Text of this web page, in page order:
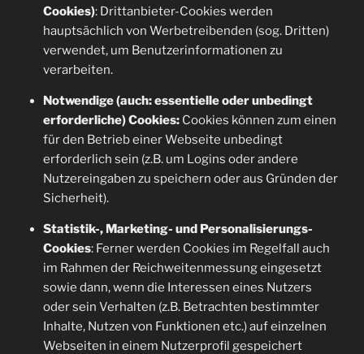
Cookies): Drittanbieter-Cookies werden
hauptsächlich von Werbetreibenden (sog. Dritten)
verwendet, um Benutzerinformationen zu
verarbeiten.
Notwendige (auch: essentielle oder unbedingt
erforderliche) Cookies:Cookies können zum einen
für den Betrieb einer Webseite unbedingt
erforderlich sein (z.B. um Logins oder andere
Nutzereingaben zu speichern oder aus Gründen der
Sicherheit).
Statistik-, Marketing- und Personalisierungs-
Cookies: Ferner werden Cookies im Regelfall auch
im Rahmen der Reichweitenmessung eingesetzt
sowie dann, wenn die Interessen eines Nutzers
oder sein Verhalten (z.B. Betrachten bestimmter
Inhalte, Nutzen von Funktionen etc.) auf einzelnen
Webseiten in einem Nutzerprofil gespeichert